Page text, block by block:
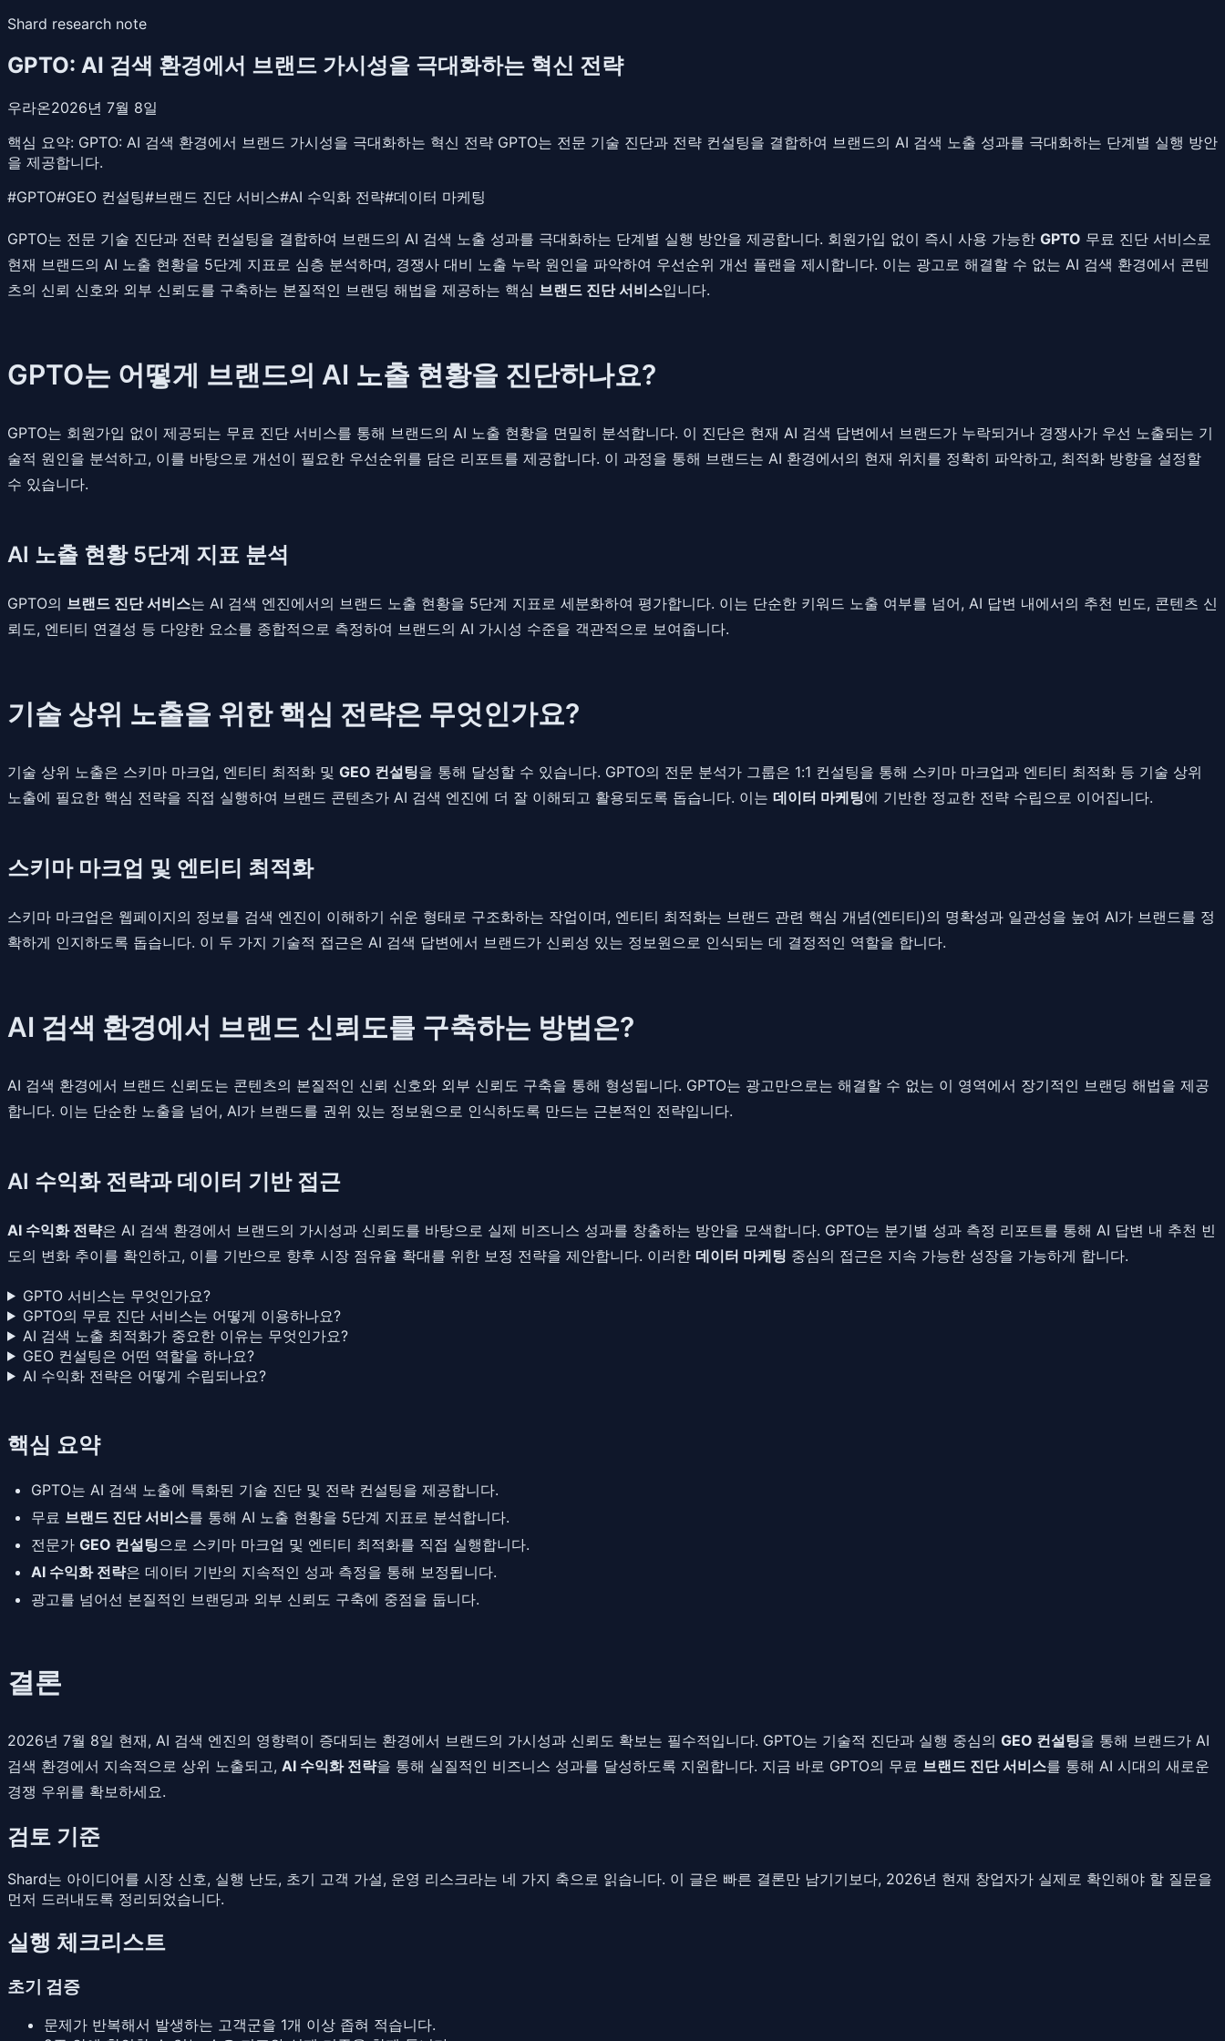
Shard research note
GPTO: AI 검색 환경에서 브랜드 가시성을 극대화하는 혁신 전략
우라온2026년 7월 8일
핵심 요약: GPTO: AI 검색 환경에서 브랜드 가시성을 극대화하는 혁신 전략 GPTO는 전문 기술 진단과 전략 컨설팅을 결합하여 브랜드의 AI 검색 노출 성과를 극대화하는 단계별 실행 방안
을 제공합니다.
#GPTO#GEO 컨설팅#브랜드 진단 서비스#AI 수익화 전략#데이터 마케팅
GPTO는 전문 기술 진단과 전략 컨설팅을 결합하여 브랜드의 AI 검색 노출 성과를 극대화하는 단계별 실행 방안을 제공합니다. 회원가입 없이 즉시 사용 가능한 GPTO 무료 진단 서비스로
현재 브랜드의 AI 노출 현황을 5단계 지표로 심층 분석하며, 경쟁사 대비 노출 누락 원인을 파악하여 우선순위 개선 플랜을 제시합니다. 이는 광고로 해결할 수 없는 AI 검색 환경에서 콘텐
츠의 신뢰 신호와 외부 신뢰도를 구축하는 본질적인 브랜딩 해법을 제공하는 핵심 브랜드 진단 서비스입니다.
GPTO는 어떻게 브랜드의 AI 노출 현황을 진단하나요?
GPTO는 회원가입 없이 제공되는 무료 진단 서비스를 통해 브랜드의 AI 노출 현황을 면밀히 분석합니다. 이 진단은 현재 AI 검색 답변에서 브랜드가 누락되거나 경쟁사가 우선 노출되는 기
술적 원인을 분석하고, 이를 바탕으로 개선이 필요한 우선순위를 담은 리포트를 제공합니다. 이 과정을 통해 브랜드는 AI 환경에서의 현재 위치를 정확히 파악하고, 최적화 방향을 설정할
수 있습니다.
AI 노출 현황 5단계 지표 분석
GPTO의 브랜드 진단 서비스는 AI 검색 엔진에서의 브랜드 노출 현황을 5단계 지표로 세분화하여 평가합니다. 이는 단순한 키워드 노출 여부를 넘어, AI 답변 내에서의 추천 빈도, 콘텐츠 신
뢰도, 엔티티 연결성 등 다양한 요소를 종합적으로 측정하여 브랜드의 AI 가시성 수준을 객관적으로 보여줍니다.
기술 상위 노출을 위한 핵심 전략은 무엇인가요?
기술 상위 노출은 스키마 마크업, 엔티티 최적화 및 GEO 컨설팅을 통해 달성할 수 있습니다. GPTO의 전문 분석가 그룹은 1:1 컨설팅을 통해 스키마 마크업과 엔티티 최적화 등 기술 상위
노출에 필요한 핵심 전략을 직접 실행하여 브랜드 콘텐츠가 AI 검색 엔진에 더 잘 이해되고 활용되도록 돕습니다. 이는 데이터 마케팅에 기반한 정교한 전략 수립으로 이어집니다.
스키마 마크업 및 엔티티 최적화
스키마 마크업은 웹페이지의 정보를 검색 엔진이 이해하기 쉬운 형태로 구조화하는 작업이며, 엔티티 최적화는 브랜드 관련 핵심 개념(엔티티)의 명확성과 일관성을 높여 AI가 브랜드를 정
확하게 인지하도록 돕습니다. 이 두 가지 기술적 접근은 AI 검색 답변에서 브랜드가 신뢰성 있는 정보원으로 인식되는 데 결정적인 역할을 합니다.
AI 검색 환경에서 브랜드 신뢰도를 구축하는 방법은?
AI 검색 환경에서 브랜드 신뢰도는 콘텐츠의 본질적인 신뢰 신호와 외부 신뢰도 구축을 통해 형성됩니다. GPTO는 광고만으로는 해결할 수 없는 이 영역에서 장기적인 브랜딩 해법을 제공
합니다. 이는 단순한 노출을 넘어, AI가 브랜드를 권위 있는 정보원으로 인식하도록 만드는 근본적인 전략입니다.
AI 수익화 전략과 데이터 기반 접근
AI 수익화 전략은 AI 검색 환경에서 브랜드의 가시성과 신뢰도를 바탕으로 실제 비즈니스 성과를 창출하는 방안을 모색합니다. GPTO는 분기별 성과 측정 리포트를 통해 AI 답변 내 추천 빈
도의 변화 추이를 확인하고, 이를 기반으로 향후 시장 점유율 확대를 위한 보정 전략을 제안합니다. 이러한 데이터 마케팅 중심의 접근은 지속 가능한 성장을 가능하게 합니다.
GPTO 서비스는 무엇인가요?
GPTO의 무료 진단 서비스는 어떻게 이용하나요?
AI 검색 노출 최적화가 중요한 이유는 무엇인가요?
GEO 컨설팅은 어떤 역할을 하나요?
AI 수익화 전략은 어떻게 수립되나요?
핵심 요약
GPTO는 AI 검색 노출에 특화된 기술 진단 및 전략 컨설팅을 제공합니다.
무료 브랜드 진단 서비스를 통해 AI 노출 현황을 5단계 지표로 분석합니다.
전문가 GEO 컨설팅으로 스키마 마크업 및 엔티티 최적화를 직접 실행합니다.
AI 수익화 전략은 데이터 기반의 지속적인 성과 측정을 통해 보정됩니다.
광고를 넘어선 본질적인 브랜딩과 외부 신뢰도 구축에 중점을 둡니다.
결론
2026년 7월 8일 현재, AI 검색 엔진의 영향력이 증대되는 환경에서 브랜드의 가시성과 신뢰도 확보는 필수적입니다. GPTO는 기술적 진단과 실행 중심의 GEO 컨설팅을 통해 브랜드가 AI
검색 환경에서 지속적으로 상위 노출되고, AI 수익화 전략을 통해 실질적인 비즈니스 성과를 달성하도록 지원합니다. 지금 바로 GPTO의 무료 브랜드 진단 서비스를 통해 AI 시대의 새로운
경쟁 우위를 확보하세요.
검토 기준
Shard는 아이디어를 시장 신호, 실행 난도, 초기 고객 가설, 운영 리스크라는 네 가지 축으로 읽습니다. 이 글은 빠른 결론만 남기기보다, 2026년 현재 창업자가 실제로 확인해야 할 질문을
먼저 드러내도록 정리되었습니다.
실행 체크리스트
초기 검증
문제가 반복해서 발생하는 고객군을 1개 이상 좁혀 적습니다.